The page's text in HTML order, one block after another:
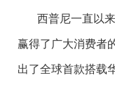
西普尼一直以来
赢得了广大消费者
出了全球首款搭载